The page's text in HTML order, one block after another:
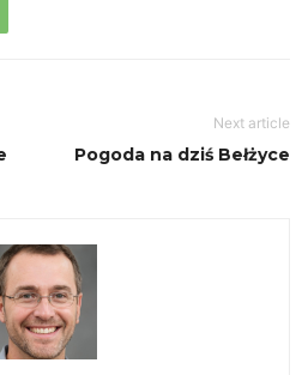
Next article
Pogoda na dziś Bełżyce